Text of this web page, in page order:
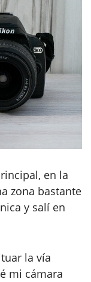
en la
zona bastante
y salí en
la vía
mi cámara